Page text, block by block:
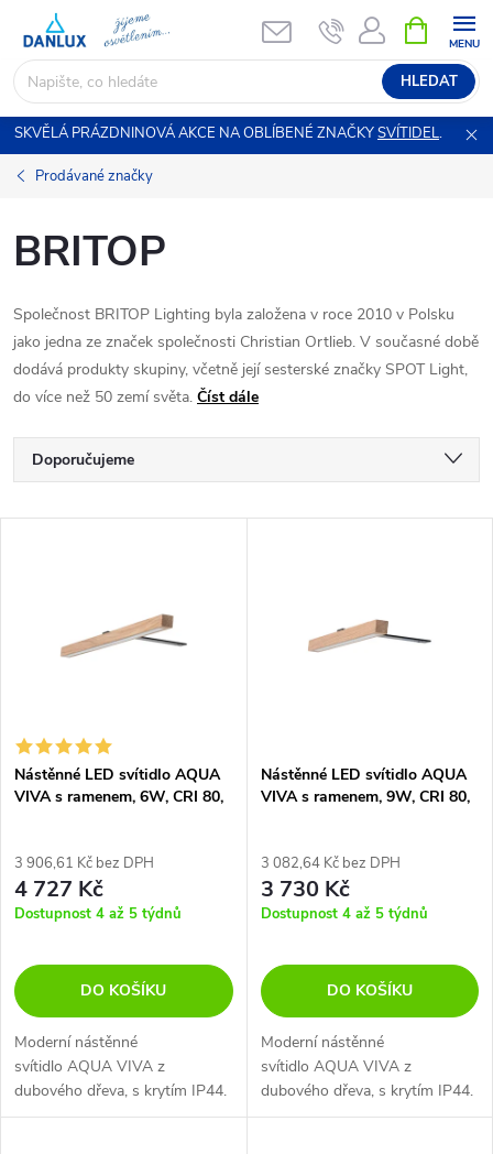
obsah
HLEDAT
NÁKUPNÍ
KOŠÍK
SKVĚLÁ PRÁZDNINOVÁ AKCE NA OBLÍBENÉ ZNAČKYSVÍTIDEL.
Prodávané značky
BRITOP
Společnost BRITOP Lighting byla založena v roce 2010 v Polsku
jako jedna ze značek společnosti Christian Ortlieb. V současné době
dodává produkty skupiny, včetně její sesterské značky SPOT Light,
do více než 50 zemí světa. Číst dále
Ř
a
í
p
r
o
d
u
k
t
Doporučujeme
Abecedně
s
p
r
o
d
u
k
Nástěnné LED svítidlo AQUA
VIVA s ramenem, 6W, CRI 80,
3 906,61 Kč bez DPH
4 727 Kč
Dostupnost 4 až 5 týdnů
DO KOŠÍKU
Moderní nástěnné
svítidlo AQUA VIVA z
dubového dřeva, s krytím IP44.
Nástěnné LED svítidlo AQUA
VIVA s ramenem, 9W, CRI 80,
3 082,64 Kč bez DPH
3 730 Kč
Dostupnost 4 až 5 týdnů
DO KOŠÍKU
Moderní nástěnné
svítidlo AQUA VIVA z
dubového dřeva, s krytím IP44.